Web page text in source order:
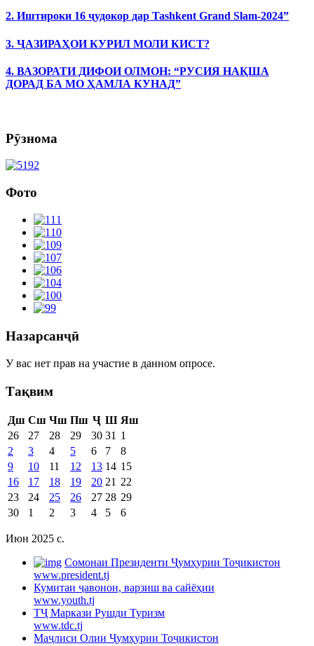
2. Иштироки 16 ҷудокор дар Tashkent Grand Slam-2024”
3. ҶАЗИРАҲОИ КУРИЛ МОЛИ КИСТ?
4. ВАЗОРАТИ ДИФОИ ОЛМОН: “РУСИЯ НАҚША
ДОРАД БА МО ҲАМЛА КУНАД”
Рӯзнома
Фото
Назарсанҷӣ
У вас нет прав на участие в данном опросе.
Тақвим
Дш Сш Чш Пш Ҷ Ш Яш
26
27 28 29 30 31 1
2
3 4 5 6 7
8
9
10 11 12 13 14 15
16
17 18 19 20 21 22
23
24 25 26 27 28 29
30
1 2 3 4 5 6
Июн 2025 c.
Cомонаи Президенти Ҷумҳурии Тоҷикистон
www.president.tj
Кумитаи ҷавонон, варзиш ва сайёҳии
www.youth.tj
ТҶ Маркази Рушди Туризм
www.tdc.tj
Маҷлиси Олии Ҷумҳурии Тоҷикистон